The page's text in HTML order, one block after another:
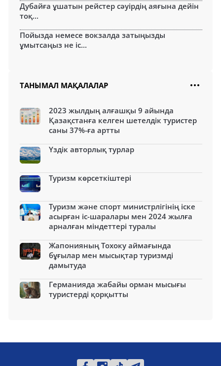
Дубайға ұшатын рейстер сәуірдің аяғына дейін
тоқ...
Пойызда немесе вокзалда затыңызды
ұмытсаңыз не іс...
ТАНЫМАЛ МАҚАЛАЛАР
2023 жылдың алғашқы 9 айында
Қазақстанға келген шетелдік туристер
саны 37%-ға артты
Үздік авторлық турлар
Туризм көрсеткіштері
Туризм және спорт министрлігінің іске
асырған іс-шаралары мен 2024 жылға
арналған міндеттері туралы
Жапонияның Тохоку аймағында
бұғылар мен мысықтар туризмді
дамытуда
Германияда жабайы орман мысығы
туристерді қорқытты